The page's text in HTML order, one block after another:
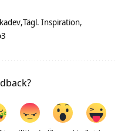
Tägl. Inspiration